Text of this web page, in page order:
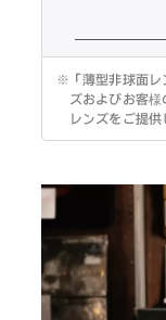
※
「薄型非球面
ズおよびお客
レンズをご提供